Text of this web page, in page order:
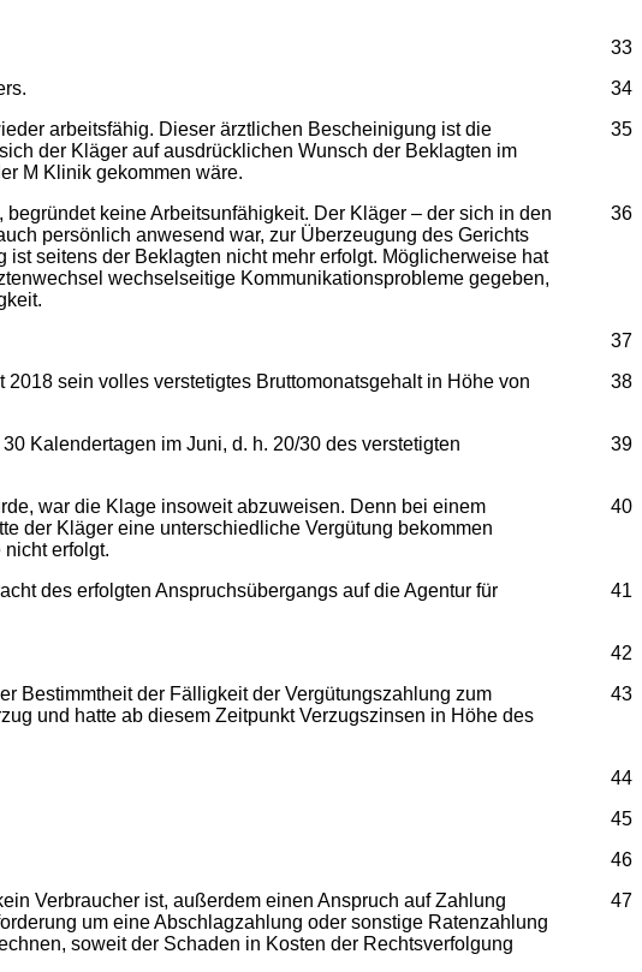
33
34
35
arbeitsfähig. Dieser ärztlichen Bescheinigung ist die
der Kläger auf ausdrücklichen Wunsch der Beklagten im
M Klinik gekommen wäre.
36
keine Arbeitsunfähigkeit. Der Kläger – der sich in den
persönlich anwesend war, zur Überzeugung des Gerichts
seitens der Beklagten nicht mehr erfolgt. Möglicherweise hat
wechselseitige Kommunikationsprobleme gegeben,
37
38
sein volles verstetigtes Bruttomonatsgehalt in Höhe von
39
Kalendertagen im Juni, d. h. 20/30 des verstetigten
40
war die Klage insoweit abzuweisen. Denn bei einem
der Kläger eine unterschiedliche Vergütung bekommen
erfolgt.
41
des erfolgten Anspruchsübergangs auf die Agentur für
42
43
Bestimmtheit der Fälligkeit der Vergütungszahlung zum
und hatte ab diesem Zeitpunkt Verzugszinsen in Höhe des
44
45
46
47
Verbraucher ist, außerdem einen Anspruch auf Zahlung
um eine Abschlagzahlung oder sonstige Ratenzahlung
soweit der Schaden in Kosten der Rechtsverfolgung